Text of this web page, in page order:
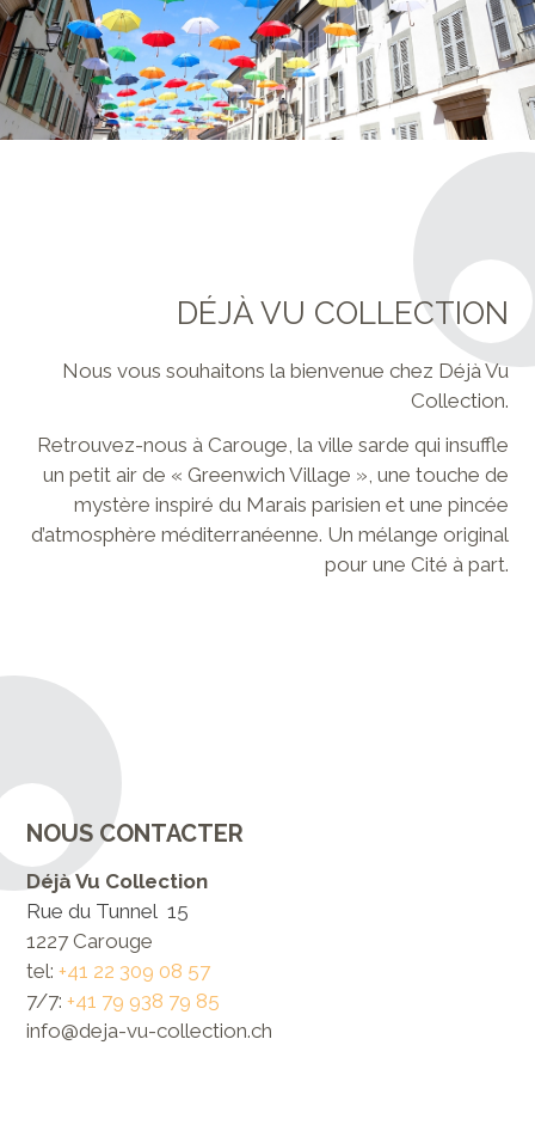
DÉJÀ VU COLLECTION
Nous vous souhaitons la bienvenue chez Déjà Vu
Collection.
Retrouvez-nous à Carouge, la ville sarde qui insuffle
un petit air de « Greenwich Village », une touche de
mystère inspiré du Marais parisien et une pincée
d’atmosphère méditerranéenne. Un mélange original
pour une Cité à part.
NOUS CONTACTER
Déjà Vu Collection
Rue du Tunnel 15
1227 Carouge
tel:+41 22 309 08 57
7/7:+41 79 938 79 85
info@deja-vu-collection.ch